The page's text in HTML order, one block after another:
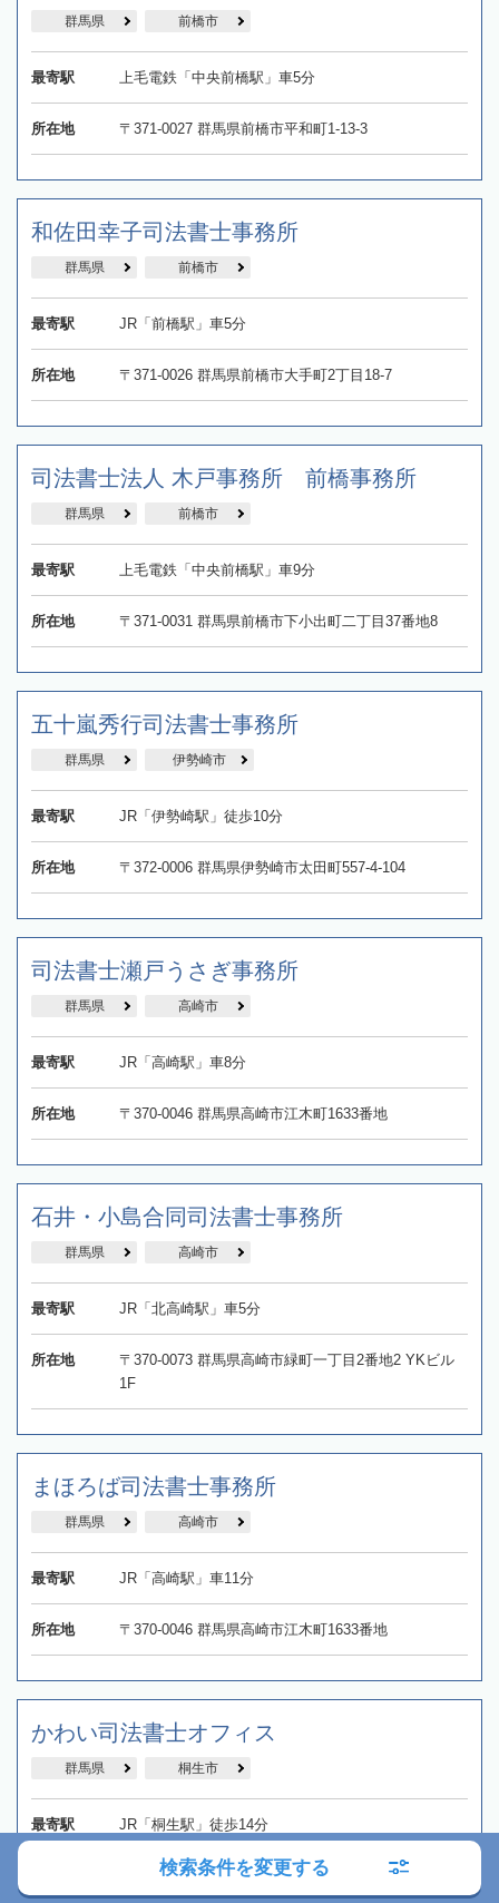
群馬県 前橋市
最寄駅 上毛電鉄「中央前橋駅」車5分
所在地 〒371-0027 群馬県前橋市平和町1-13-3
和佐田幸子司法書士事務所
群馬県 前橋市
最寄駅 JR「前橋駅」車5分
所在地 〒371-0026 群馬県前橋市大手町2丁目18-7
司法書士法人 木戸事務所 前橋事務所
群馬県 前橋市
最寄駅 上毛電鉄「中央前橋駅」車9分
所在地 〒371-0031 群馬県前橋市下小出町二丁目37番地8
五十嵐秀行司法書士事務所
群馬県 伊勢崎市
最寄駅 JR「伊勢崎駅」徒歩10分
所在地 〒372-0006 群馬県伊勢崎市太田町557-4-104
司法書士瀬戸うさぎ事務所
群馬県 高崎市
最寄駅 JR「高崎駅」車8分
所在地 〒370-0046 群馬県高崎市江木町1633番地
石井・小島合同司法書士事務所
群馬県 高崎市
最寄駅 JR「北高崎駅」車5分
所在地
〒370-0073 群馬県高崎市緑町一丁目2番地2 YKビル
1F
まほろば司法書士事務所
群馬県 高崎市
最寄駅 JR「高崎駅」車11分
所在地 〒370-0046 群馬県高崎市江木町1633番地
かわい司法書士オフィス
群馬県 桐生市
最寄駅 JR「桐生駅」徒歩14分
〒376-0034 群馬県桐生市東6丁目6−64
検索条件を変更する